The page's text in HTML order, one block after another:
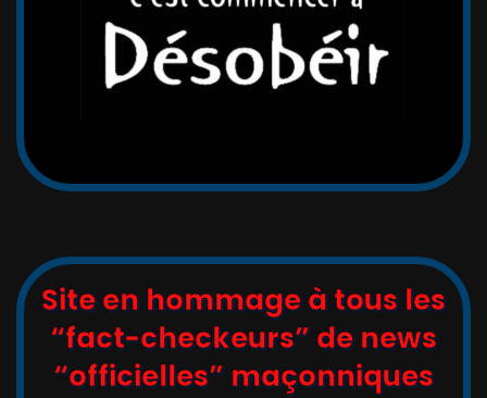
Site en hommage à tous les
“fact-checkeurs” de news
“officielles” maçonniques